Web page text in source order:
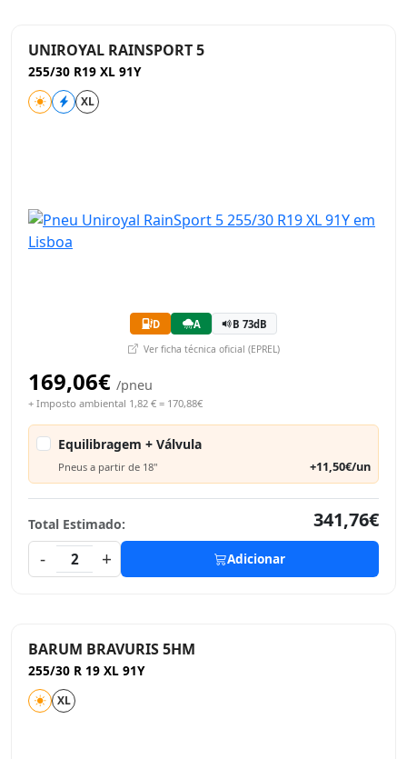
UNIROYAL RAINSPORT 5
255/30 R19 XL 91Y
XL
D A B 73dB
Ver ficha técnica oficial (EPREL)
169,06€ /pneu
+ Imposto ambiental 1,82 € = 170,88€
Equilibragem + Válvula
Pneus a partir de 18" +11,50€/un
Total Estimado:
341,76€
-
2 + Adicionar
BARUM BRAVURIS 5HM
255/30 R 19 XL 91Y
XL